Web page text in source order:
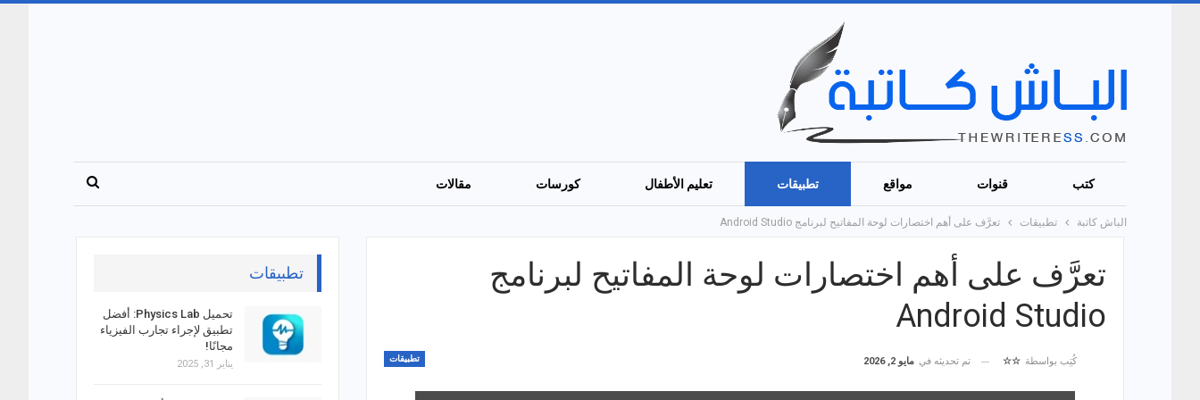
كتب قنوات مواقع تطبيقات تعليم الأطفال كورسات مقالات
الباش كاتبة تطبيقات تعرَّف على أهم اختصارات لوحة المفاتيح لبرنامج Android Studio
تعرَّف على أهم اختصارات لوحة المفاتيح لبرنامج
Android Studio
تطبيقات كُتِب بواسطة ☆☆ تم تحديثه في مايو 2, 2026
تطبيقات
تحميل Physics Lab: أفضل
تطبيق لإجراء تجارب الفيزياء
مجانًا!
يناير 31, 2025